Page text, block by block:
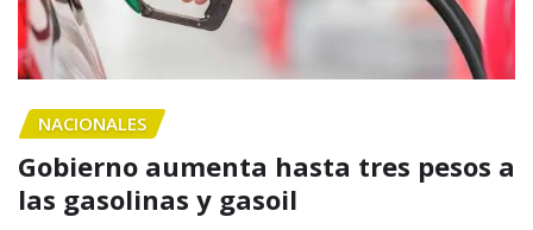
NACIONALES
Gobierno aumenta hasta tres pesos a
las gasolinas y gasoil